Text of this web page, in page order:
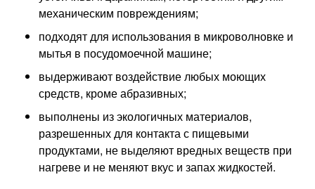
механическим повреждениям;
подходят для использования в микроволновке и
мытья в посудомоечной машине;
выдерживают воздействие любых моющих
средств, кроме абразивных;
выполнены из экологичных материалов,
разрешенных для контакта с пищевыми
продуктами, не выделяют вредных веществ при
нагреве и не меняют вкус и запах жидкостей.